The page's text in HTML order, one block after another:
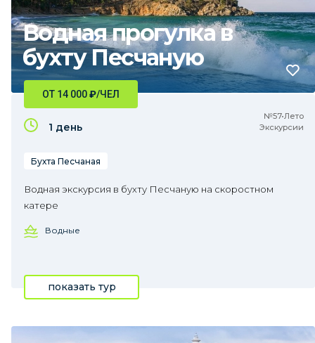
Водная прогулка в
бухту Песчаную
№57•Лето
Экскурсии
ОТ 14 000₽/ЧЕЛ
1 день
Бухта Песчаная
Водная экскурсия в бухту Песчаную на скоростном
катере
Водные
показать тур